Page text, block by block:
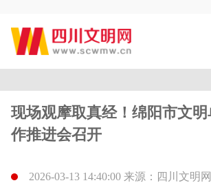
现场观摩取真经！绵阳市文
作推进会召开
2026-03-13 14:40:00 来源：四川文明网